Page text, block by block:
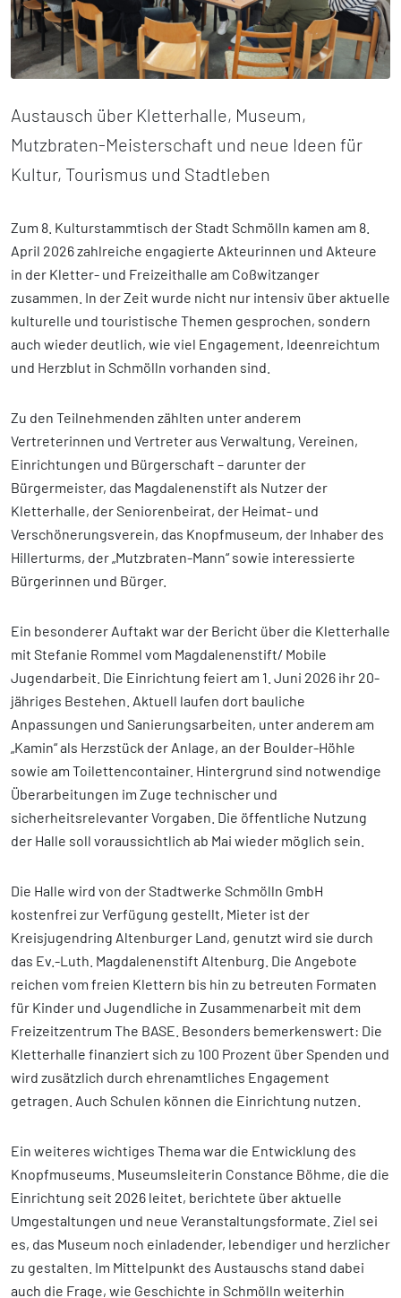
Austausch über Kletterhalle, Museum,
Mutzbraten-Meisterschaft und neue Ideen für
Kultur, Tourismus und Stadtleben
Zum 8. Kulturstammtisch der Stadt Schmölln kamen am 8.
April 2026 zahlreiche engagierte Akteurinnen und Akteure
in der Kletter- und Freizeithalle am Coßwitzanger
zusammen. In der Zeit wurde nicht nur intensiv über aktuelle
kulturelle und touristische Themen gesprochen, sondern
auch wieder deutlich, wie viel Engagement, Ideenreichtum
und Herzblut in Schmölln vorhanden sind.
Zu den Teilnehmenden zählten unter anderem
Vertreterinnen und Vertreter aus Verwaltung, Vereinen,
Einrichtungen und Bürgerschaft – darunter der
Bürgermeister, das Magdalenenstift als Nutzer der
Kletterhalle, der Seniorenbeirat, der Heimat- und
Verschönerungsverein, das Knopfmuseum, der Inhaber des
Hillerturms, der „Mutzbraten-Mann“ sowie interessierte
Bürgerinnen und Bürger.
Ein besonderer Auftakt war der Bericht über die Kletterhalle
mit Stefanie Rommel vom Magdalenenstift/ Mobile
Jugendarbeit. Die Einrichtung feiert am 1. Juni 2026 ihr 20-
jähriges Bestehen. Aktuell laufen dort bauliche
Anpassungen und Sanierungsarbeiten, unter anderem am
„Kamin“ als Herzstück der Anlage, an der Boulder-Höhle
sowie am Toilettencontainer. Hintergrund sind notwendige
Überarbeitungen im Zuge technischer und
sicherheitsrelevanter Vorgaben. Die öffentliche Nutzung
der Halle soll voraussichtlich ab Mai wieder möglich sein.
Die Halle wird von der Stadtwerke Schmölln GmbH
kostenfrei zur Verfügung gestellt, Mieter ist der
Kreisjugendring Altenburger Land, genutzt wird sie durch
das Ev.-Luth. Magdalenenstift Altenburg. Die Angebote
reichen vom freien Klettern bis hin zu betreuten Formaten
für Kinder und Jugendliche in Zusammenarbeit mit dem
Freizeitzentrum The BASE. Besonders bemerkenswert: Die
Kletterhalle finanziert sich zu 100 Prozent über Spenden und
wird zusätzlich durch ehrenamtliches Engagement
getragen. Auch Schulen können die Einrichtung nutzen.
Ein weiteres wichtiges Thema war die Entwicklung des
Knopfmuseums. Museumsleiterin Constance Böhme, die die
Einrichtung seit 2026 leitet, berichtete über aktuelle
Umgestaltungen und neue Veranstaltungsformate. Ziel sei
es, das Museum noch einladender, lebendiger und herzlicher
zu gestalten. Im Mittelpunkt des Austauschs stand dabei
auch die Frage, wie Geschichte in Schmölln weiterhin